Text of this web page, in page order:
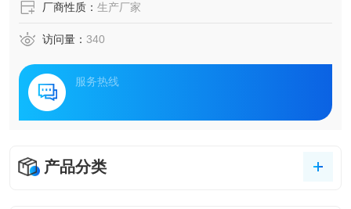
厂商性质： 生产厂家
访问量： 340
服务热线
产品分类